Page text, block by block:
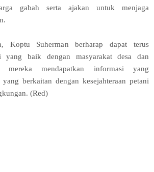
gabah serta ajakan untuk menjaga
Koptu Suherman berharap dapat terus
yang baik dengan masyarakat desa dan
mereka mendapatkan informasi yang
yang berkaitan dengan kesejahteraan petani
(Red)